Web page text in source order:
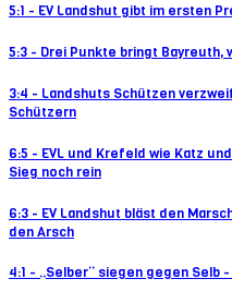
5:1 - EV Landshut gibt im ersten
5:3 - Drei Punkte bringt Bayreuth,
3:4 - Landshuts Schützen
Schützern
6:5 - EVL und Krefeld wie Katz
Sieg noch rein
6:3 - EV Landshut bläst den
den Arsch
4:1 - „Selber“ siegen gegen Selb